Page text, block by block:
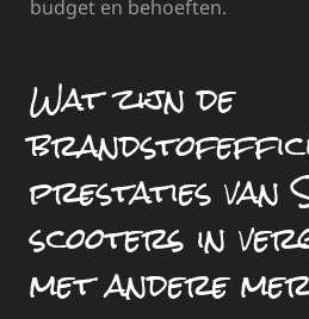
budget en behoeften.
Wat zijn de
prestaties van
scooters in
met andere